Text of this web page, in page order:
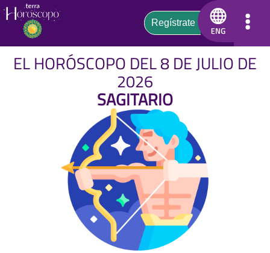
EL HORÓSCOPO DEL 8 DE JULIO DE
2026
SAGITARIO